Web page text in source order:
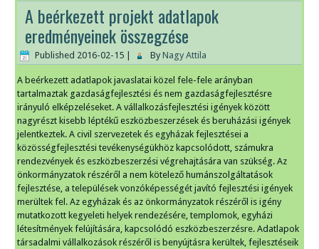
A beérkezett projekt adatlapok
eredményeinek összegzése
Published 2016-02-15 By Nagy Attila
A beérkezett adatlapok javaslatai közel fele-fele arányban
tartalmaztak gazdaságfejlesztési és nem gazdaságfejlesztésre
irányuló elképzeléseket. A vállalkozásfejlesztési igények között
nagyrészt kisebb léptékű eszközbeszerzések és beruházási igények
jelentkeztek. A civil szervezetek és egyházak fejlesztései a
közösségfejlesztési tevékenységükhöz kapcsolódott, számukra
rendezvények és eszközbeszerzési végrehajtására van szükség. Az
önkormányzatok részéről a nem kötelező humánszolgáltatások
fejlesztése, a települések vonzóképességét javító fejlesztési igények
merültek fel. Az egyházak és az önkormányzatok részéről is igény
mutatkozott kegyeleti helyek rendezésére, templomok, egyházi
létesítmények felújítására, kapcsolódó eszközbeszerzésre. Adatlapok
társadalmi vállalkozások részéről is benyújtásra kerültek, fejlesztéseik